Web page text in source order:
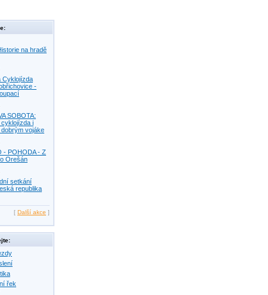
na hradě
Cyklojízda
-
SOBOTA:
i
vojáke
- POHODA - Z
Orešán
setkání
republika
[ Další akce ]
řek